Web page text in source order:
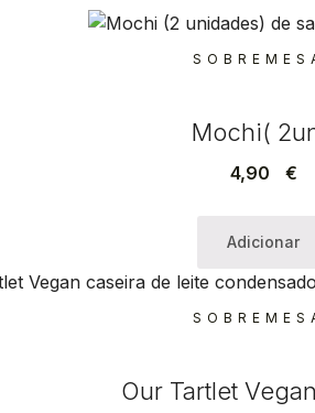
Mochi(
4,90 €
Adicionar
Our Tartlet